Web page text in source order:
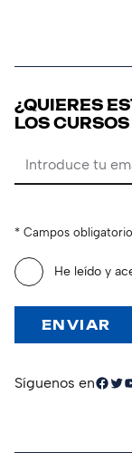
¿QUIERES
LOS
* Campos
He leído y
Síguenos en